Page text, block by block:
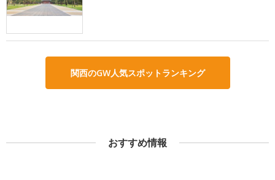
関西のGW人気スポットランキング
おすすめ情報